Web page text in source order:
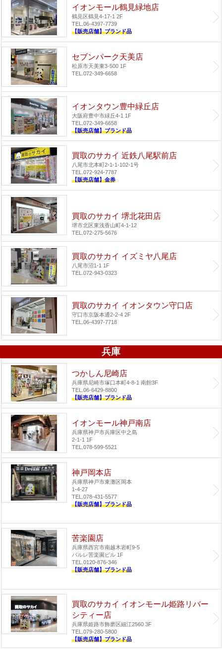
イオンモール鶴見緑地店
鶴見区鶴見4-17-1 2F
TEL.06-4397-7739
【販売店舗】ブランド品
セブンパーク天美店
松原市天美東3-500 1F
TEL.072-349-6658
イオンタウン豊中緑丘店
大阪府豊中市緑丘4-1 1F
TEL.072-349-6658
【販売店舗】ブランド品
買取のサカイ 近鉄八尾駅前店
八尾市北本町2-1-1-102-1号
TEL.072-924-7787
【販売店舗】金券
買取のサカイ 堺北花田店
堺市北区東浅香山町4-1-12
TEL.072-275-5676
買取のサカイ イズミヤ八尾店
八尾市沼1-1 1F
TEL.072-943-0323
買取のサカイ イオンタウン守口店
守口市京阪本通2-2-4 2F
TEL.06-4397-7718
兵庫
つかしん尼崎店
兵庫県尼崎市塚口本町4-8-1 南館3F
TEL.06-6429-8800
【販売店舗】ブランド品
イオンモール神戸南店
兵庫県神戸市兵庫区中之島
2-1-1 1F
TEL.078-599-5521
神戸岡本店
兵庫県神戸市東灘区岡本
1-4-27
TEL.078-431-5577
【販売店舗】ブランド品
苦楽園店
兵庫県西宮市南越木岩町9-5
パルレ苦楽園ビル 1F
TEL.0120-876-346
【販売店舗】ブランド品
買取のサカイ イオンモール姫路リバー
シティー店
兵庫県姫路市飾磨区細江2560 3F
TEL.079-280-5800
【販売店舗】ブランド品